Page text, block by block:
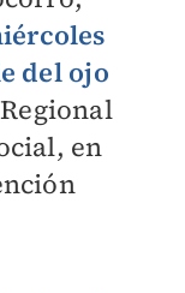
del ojo
en